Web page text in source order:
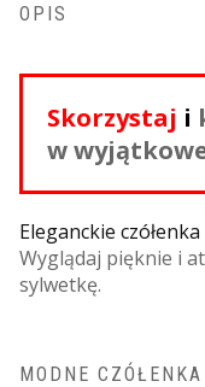
OPIS
Skorzystaj i
w
Eleganckie czółenka
Wyglądaj pięknie i
sylwetkę.
MODNE CZÓŁENKA